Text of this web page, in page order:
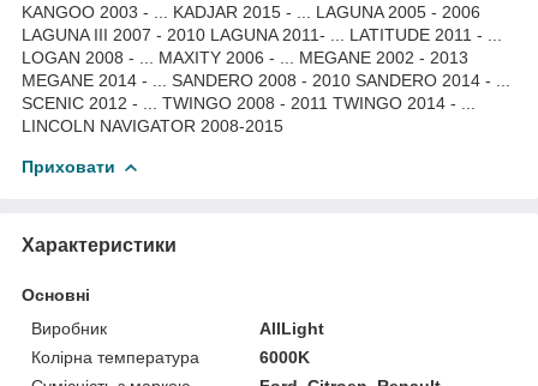
KANGOO 2003 - ... KADJAR 2015 - ... LAGUNA 2005 - 2006
LAGUNA III 2007 - 2010 LAGUNA 2011- ... LATITUDE 2011 - ...
LOGAN 2008 - ... MAXITY 2006 - ... MEGANE 2002 - 2013
MEGANE 2014 - ... SANDERO 2008 - 2010 SANDERO 2014 - ...
SCENIC 2012 - ... TWINGO 2008 - 2011 TWINGO 2014 - ...
LINCOLN NAVIGATOR 2008-2015
Приховати
Характеристики
Основні
Виробник
AllLight
Колірна температура
6000K